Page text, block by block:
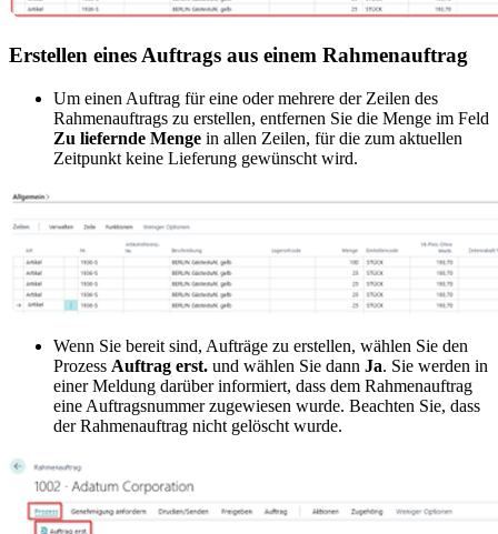
Erstellen eines Auftrags aus einem Rahmenauftrag
Um einen Auftrag für eine oder mehrere der Zeilen des
Rahmenauftrags zu erstellen, entfernen Sie die Menge im Feld
Zu liefernde Menge in allen Zeilen, für die zum aktuellen
Zeitpunkt keine Lieferung gewünscht wird.
Wenn Sie bereit sind, Aufträge zu erstellen, wählen Sie den
Prozess Auftrag erst. und wählen Sie dann Ja. Sie werden in
einer Meldung darüber informiert, dass dem Rahmenauftrag
eine Auftragsnummer zugewiesen wurde. Beachten Sie, dass
der Rahmenauftrag nicht gelöscht wurde.